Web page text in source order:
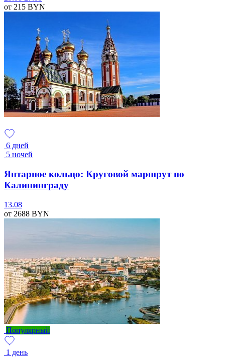
от 215 BYN
6 дней
5 ночей
Янтарное кольцо: Круговой маршрут по
Калининграду
13.08
от 2688 BYN
Популярный
1 день